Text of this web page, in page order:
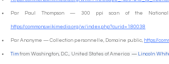
https://commons.wikimedia.org/w/index.php?curid=180038
Par Anonyme — Collection personnelle, Domaine public, https://
Tim from Washington, D.C., United States of America — Lincoln